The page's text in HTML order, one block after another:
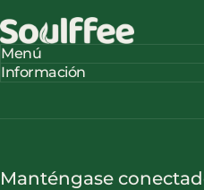
Soulffee™
Menú
Información
Manténgase